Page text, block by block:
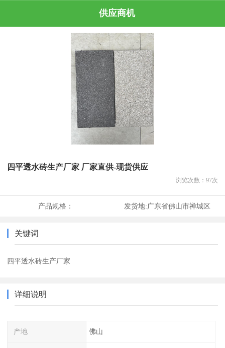
供应商机
四平透水砖生产厂家 厂家直供-现货供应
浏览次数： 97次
产品规格： 发货地:广东省佛山市禅城区
关键词
四平透水砖生产厂家
详细说明
产地 佛山